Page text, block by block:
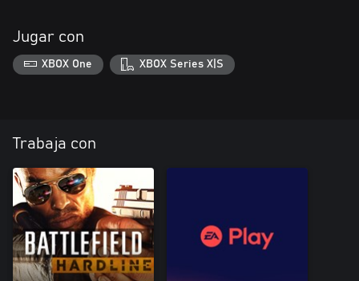
Jugar con
XBOX One XBOX Series X|S
Trabaja con